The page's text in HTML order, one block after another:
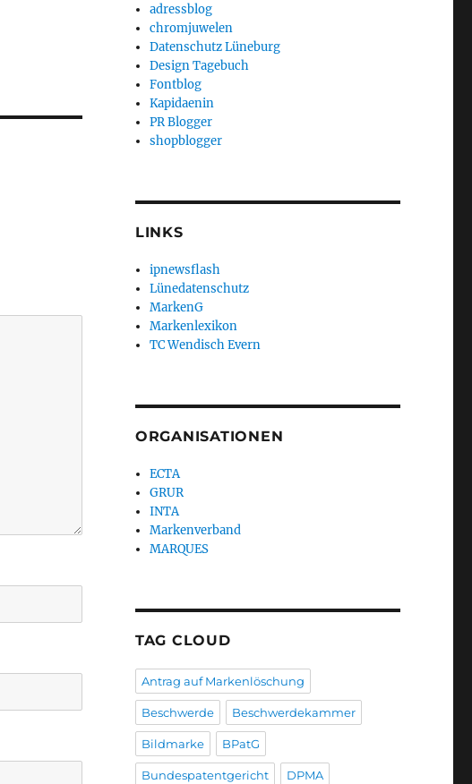
adressblog
chromjuwelen
Datenschutz Lüneburg
Design Tagebuch
Fontblog
Kapidaenin
PR Blogger
shopblogger
LINKS
ipnewsflash
Lünedatenschutz
MarkenG
Markenlexikon
TC Wendisch Evern
ORGANISATIONEN
ECTA
GRUR
INTA
Markenverband
MARQUES
TAG CLOUD
Antrag auf Markenlöschung
Beschwerde Beschwerdekammer
Bildmarke BPatG
Bundespatentgericht DPMA